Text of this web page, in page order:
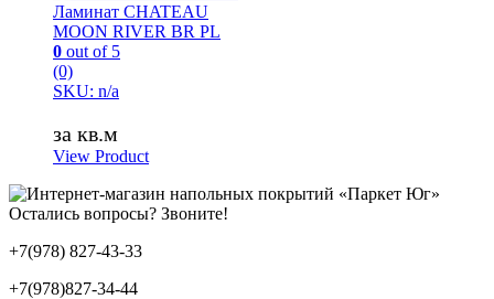
Ламинат CHATEAU
MOON RIVER BR PL
0 out of 5
(0)
SKU: n/a
за кв.м
View Product
Остались вопросы? Звоните!
+7(978) 827-43-33
+7(978)827-34-44